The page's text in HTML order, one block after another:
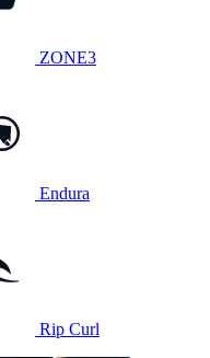
ZONE3
Endura
Rip Curl